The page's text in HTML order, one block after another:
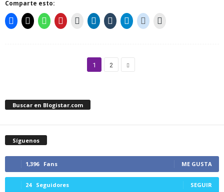
Comparte esto:
1 2
Buscar en Blogistar.com
Síguenos
1,396 Fans ME GUSTA
24 Seguidores SEGUIR